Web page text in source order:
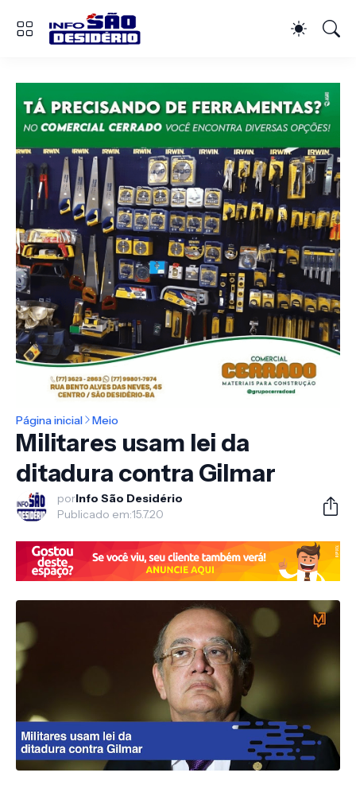
Página inicial Meio
Militares usam lei da
ditadura contra Gilmar
porInfo São Desidério
Publicado em:15.7.20